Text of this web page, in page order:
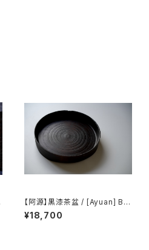
【阿源】黒漆茶盆 / [Ayuan] Bla
ck Lacquer Tea Tray
¥18,700